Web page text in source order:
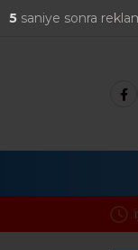
4saniye sonra